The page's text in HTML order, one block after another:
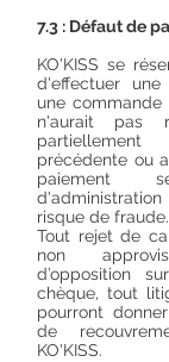
7.3 : Défaut de
KO'KISS se
d'effectuer une
une
n'aurait pas
précédente ou
paiement
risque de fraude.
Tout rejet de
non
d’opposition
chèque, tout
pourront
de
KO'KISS.